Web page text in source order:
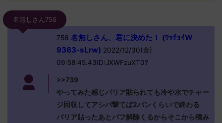
名無しさん756
756 名無しさん、君に決めた！ (ﾜｯﾁｮｲW
9363-sLrw) 2022/12/30(金)
09:58:45.43ID:JXWFzuXT0?
>>739
やってみた感じバリア貼られても冷や水でチャー
ジ回収してアシパ撃てば2パンくらいで終わる
バリア貼ったあとバフ解除くるからそこから積み